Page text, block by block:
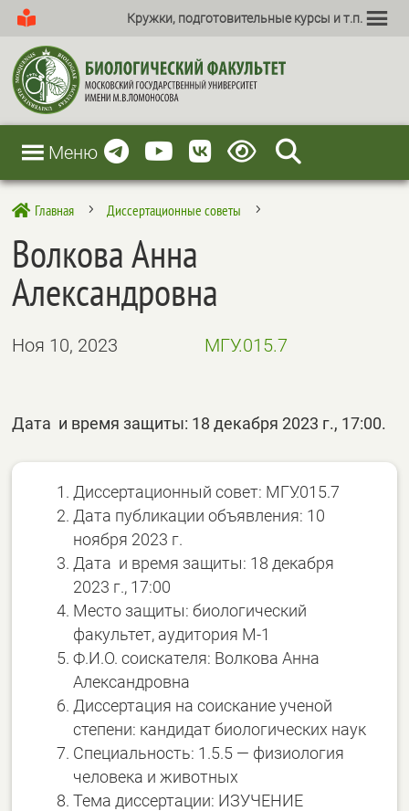
Кружки, подготовительные курсы и т.п.
Меню
 Главная 5 Диссертационные советы 5
Волкова Анна
Александровна
Ноя 10, 2023 МГУ.015.7
Дата и время защиты: 18 декабря 2023 г., 17:00.
Диссертационный совет: МГУ.015.7
Дата публикации объявления: 10
ноября 2023 г.
Дата и время защиты: 18 декабря
2023 г., 17:00
Место защиты: биологический
факультет, аудитория М-1
Ф.И.О. соискателя: Волкова Анна
Александровна
Диссертация на соискание ученой
степени: кандидат биологических наук
Специальность: 1.5.5 — физиология
человека и животных
Тема диссертации: ИЗУЧЕНИЕ